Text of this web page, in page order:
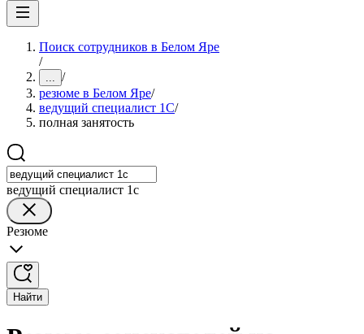
Поиск сотрудников в Белом Яре
/
... /
резюме в Белом Яре/
ведущий специалист 1С/
полная занятость
ведущий специалист 1с
Резюме
Найти